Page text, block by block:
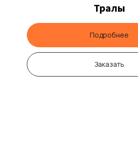
Тралы
Подробнее
Заказать